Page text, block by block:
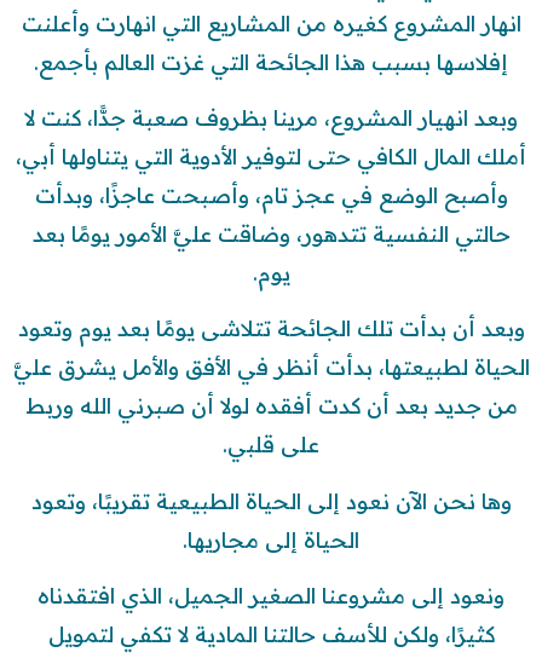
انهار المشروع كغيره من المشاريع التي انهارت وأعلنت
إفلاسها بسبب هذا الجائحة التي غزت العالم بأجمع.
وبعد انهيار المشروع، مرينا بظروف صعبة جدًّا، كنت لا
أملك المال الكافي حتى لتوفير الأدوية التي يتناولها أبي،
وأصبح الوضع في عجز تام، وأصبحت عاجزًا، وبدأت
حالتي النفسية تتدهور، وضاقت عليَّ الأمور يومًا بعد
يوم.
وبعد أن بدأت تلك الجائحة تتلاشى يومًا بعد يوم وتعود
الحياة لطبيعتها، بدأت أنظر في الأفق والأمل يشرق عليَّ
من جديد بعد أن كدت أفقده لولا أن صبرني الله وربط
على قلبي.
وها نحن الآن نعود إلى الحياة الطبيعية تقريبًا، وتعود
الحياة إلى مجاريها.
ونعود إلى مشروعنا الصغير الجميل، الذي افتقدناه
كثيرًا، ولكن للأسف حالتنا المادية لا تكفي لتمويل